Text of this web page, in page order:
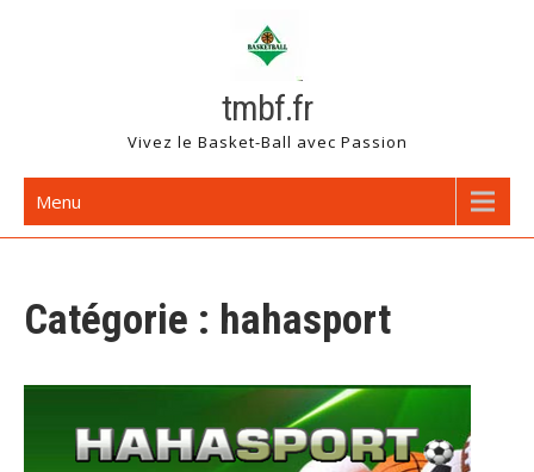
tmbf.fr
Vivez le Basket-Ball avec Passion
Menu
Catégorie : hahasport